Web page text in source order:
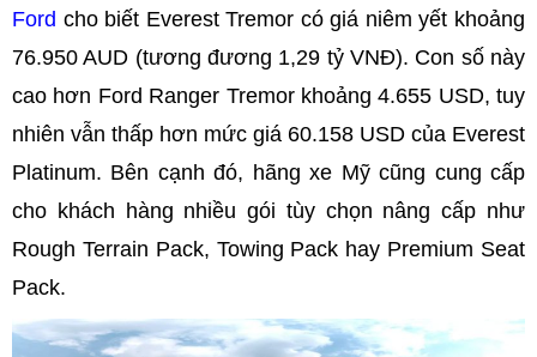
Ford cho biết Everest Tremor có giá niêm yết khoảng
76.950 AUD (tương đương 1,29 tỷ VNĐ). Con số này
cao hơn Ford Ranger Tremor khoảng 4.655 USD, tuy
nhiên vẫn thấp hơn mức giá 60.158 USD của Everest
Platinum. Bên cạnh đó, hãng xe Mỹ cũng cung cấp
cho khách hàng nhiều gói tùy chọn nâng cấp như
Rough Terrain Pack, Towing Pack hay Premium Seat
Pack.